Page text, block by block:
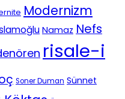
Modernizm
Namaz Nefs
risale-i
Soner Duman Sünnet